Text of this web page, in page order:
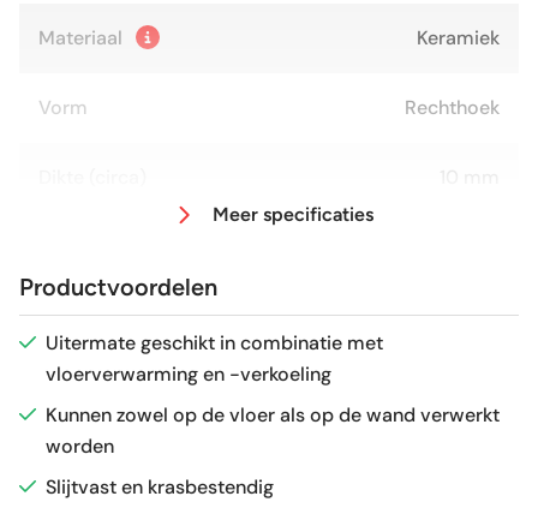
Materiaal Keramiek
Vorm Rechthoek
Antislipwaarde R9
Glans / Mat
Gerectificeerd
Meer specificaties
Productvoordelen
Uitermate geschikt in combinatie met
vloerverwarming en -verkoeling
Kunnen zowel op de vloer als op de wand verwerkt
worden
Slijtvast en krasbestendig